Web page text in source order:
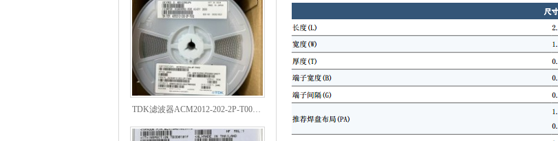
TDK滤波器ACM2012-202-2P-T002参数